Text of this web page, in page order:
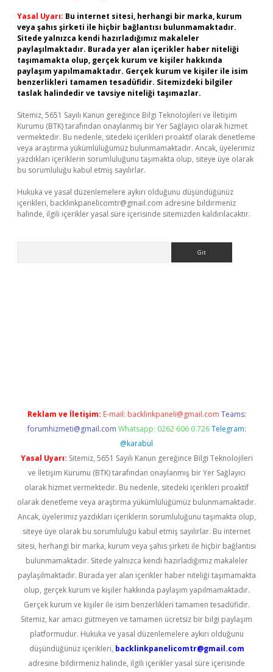
Yasal Uyarı: Bu internet sitesi, herhangi bir marka, kurum
veya şahıs şirketi ile hiçbir bağlantısı bulunmamaktadır.
Sitede yalnızca kendi hazırladığımız makaleler
paylaşılmaktadır. Burada yer alan içerikler haber niteliği
taşımamakta olup, gerçek kurum ve kişiler hakkında
paylaşım yapılmamaktadır. Gerçek kurum ve kişiler ile isim
benzerlikleri tamamen tesadüfidir. Sitemizdeki bilgiler
taslak halindedir ve tavsiye niteliği taşımazlar.
Sitemiz, 5651 Sayılı Kanun gereğince Bilgi Teknolojileri ve İletişim
Kurumu (BTK) tarafından onaylanmış bir Yer Sağlayıcı olarak hizmet
vermektedir. Bu nedenle, sitedeki içerikleri proaktif olarak denetleme
veya araştırma yükümlülüğümüz bulunmamaktadır. Ancak, üyelerimiz
yazdıkları içeriklerin sorumluluğunu taşımakta olup, siteye üye olarak
bu sorumluluğu kabul etmiş sayılırlar.
Hukuka ve yasal düzenlemelere aykırı olduğunu düşündüğünüz
içerikleri, backlinkpanelicomtr@gmail.com adresine bildirmeniz
halinde, ilgili içerikler yasal süre içerisinde sitemizden kaldırılacaktır.
Reklam ve İletişim: E-mail: backlinkpaneli@gmail.com Teams:
forumhizmeti@gmail.com Whatsapp: 0262 606 0 726 Telegram:
@karabul
Yasal Uyarı: Sitemiz, 5651 Sayılı Kanun gereğince Bilgi Teknolojileri
ve İletişim Kurumu (BTK) tarafından onaylanmış bir Yer Sağlayıcı
olarak hizmet vermektedir. Bu nedenle, sitedeki içerikleri proaktif
olarak denetleme veya araştırma yükümlülüğümüz bulunmamaktadır.
Ancak, üyelerimiz yazdıkları içeriklerin sorumluluğunu taşımakta olup,
siteye üye olarak bu sorumluluğu kabul etmiş sayılırlar. Bu internet
sitesi, herhangi bir marka, kurum veya şahıs şirketi ile hiçbir bağlantısı
bulunmamaktadır. Sitede yalnızca kendi hazırladığımız makaleler
paylaşılmaktadır. Burada yer alan içerikler haber niteliği taşımamakta
olup, gerçek kurum ve kişiler hakkında paylaşım yapılmamaktadır.
Gerçek kurum ve kişiler ile isim benzerlikleri tamamen tesadüfidir.
Sitemiz, kar amacı gütmeyen ve tamamen ücretsiz bir bilgi paylaşım
platformudur. Hukuka ve yasal düzenlemelere aykırı olduğunu
düşündüğünüz içerikleri, backlinkpanelicomtr@gmail.com
adresine bildirmeniz halinde, ilgili içerikler yasal süre içerisinde